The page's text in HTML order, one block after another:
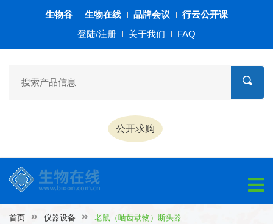
生物谷 生物在线 品牌会议
行云公开课
登陆/注册
关于我们 FAQ
公开求购
首页 仪器设备 老鼠（啮齿动物）断头器